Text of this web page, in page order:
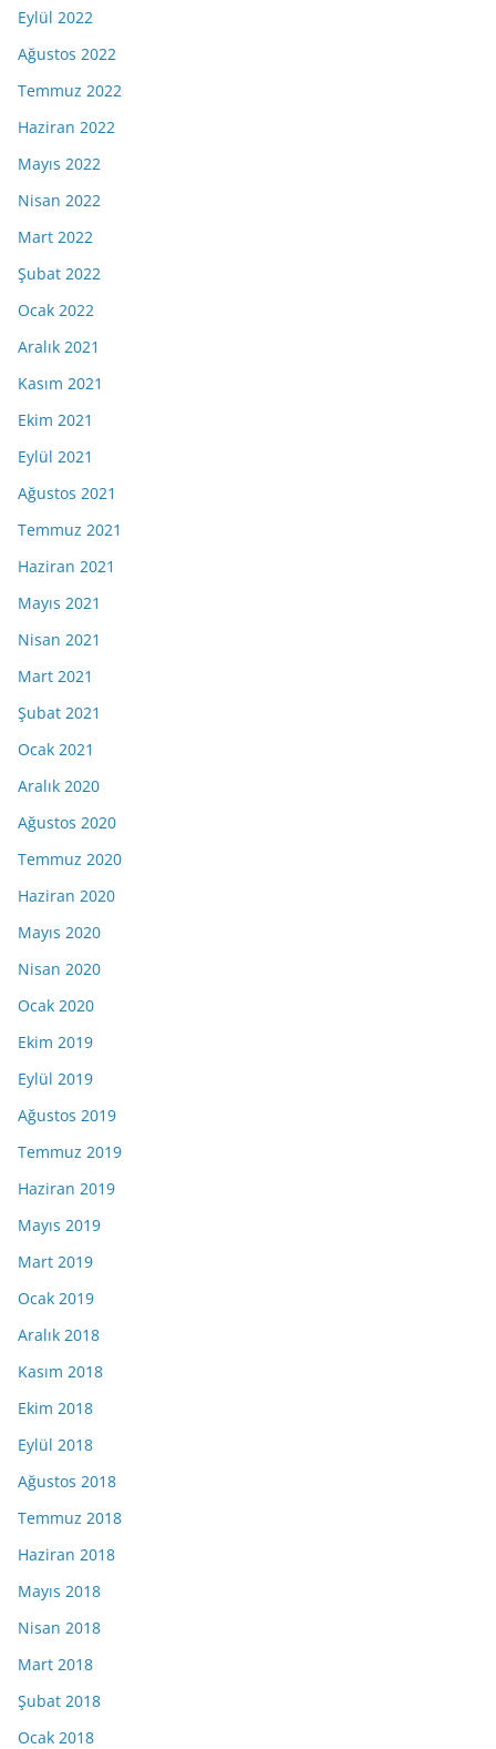
Eylül 2022
Ağustos 2022
Temmuz 2022
Haziran 2022
Mayıs 2022
Nisan 2022
Mart 2022
Şubat 2022
Ocak 2022
Aralık 2021
Kasım 2021
Ekim 2021
Eylül 2021
Ağustos 2021
Temmuz 2021
Haziran 2021
Mayıs 2021
Nisan 2021
Mart 2021
Şubat 2021
Ocak 2021
Aralık 2020
Ağustos 2020
Temmuz 2020
Haziran 2020
Mayıs 2020
Nisan 2020
Ocak 2020
Ekim 2019
Eylül 2019
Ağustos 2019
Temmuz 2019
Haziran 2019
Mayıs 2019
Mart 2019
Ocak 2019
Aralık 2018
Kasım 2018
Ekim 2018
Eylül 2018
Ağustos 2018
Temmuz 2018
Haziran 2018
Mayıs 2018
Nisan 2018
Mart 2018
Şubat 2018
Ocak 2018